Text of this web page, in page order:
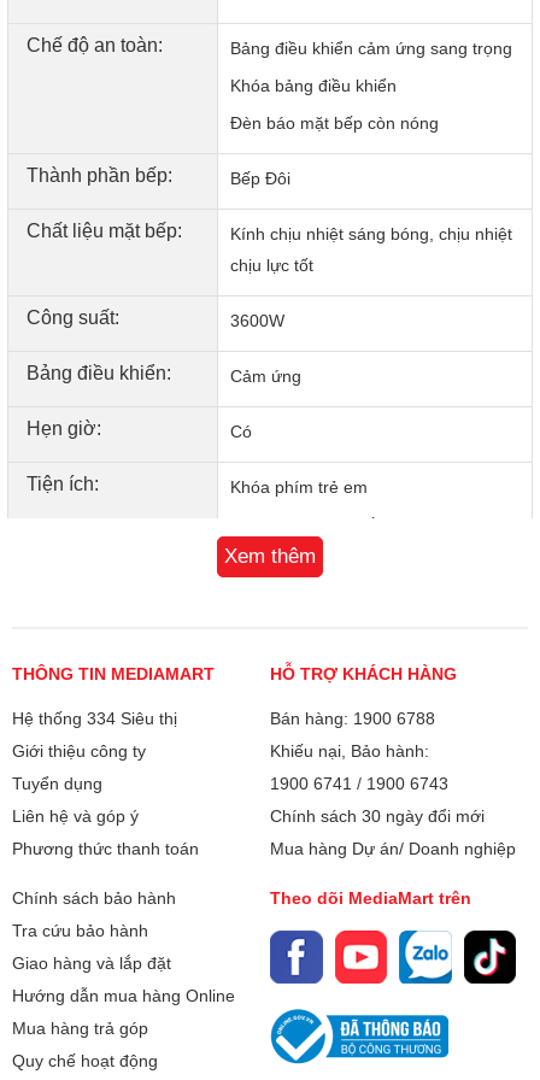
Mặt kính Schott Ceran – Chất lượng Đức, bền bỉ vượt
thời gian
Sử dụng mặt kính cao cấp Schott Ceran nhập khẩu từ Đức,
bếp có khả năng chịu lực cao, chịu nhiệt tới 800 độ C,
chống trầy xước tốt và dễ dàng vệ sinh. Đây là lựa chọn
Chế độ an toàn:
Bảng điều khiển cảm ứng sang trọng
Khóa bảng điều khiển
Đèn báo mặt bếp còn nóng
Thành phần bếp: Bếp Đôi
Chất liệu mặt bếp:
Kính chịu nhiệt sáng bóng, chịu nhiệt
chịu lực tốt
Công suất: 3600W
Bảng điều khiển: Cảm ứng
Hẹn giờ: Có
Tiện ích:
Khóa phím trẻ em
Nhận diện vùng nấu
Ủ ấm, chống tràn
Lắp đặt bếp: Bếp dương
Kích thước bếp:
395x680mm
Trọng lượng:
Công suất vùng
nấu:
Trái 2200W/ Phải 2200W
Điện áp:
Xem thêm
THÔNG TIN MEDIAMART
Hệ thống 334 Siêu thị
Giới thiệu công ty
Tuyển dụng
Liên hệ và góp ý
Phương thức thanh toán
HỖ TRỢ KHÁCH HÀNG
Bán hàng: 1900 6788
Khiếu nại, Bảo hành:
1900 6741 / 1900 6743
Chính sách 30 ngày đổi mới
Mua hàng Dự án/ Doanh nghiệp
Chính sách bảo hành
Tra cứu bảo hành
Giao hàng và lắp đặt
Hướng dẫn mua hàng Online
Mua hàng trả góp
Quy chế hoạt động
Theo dõi MediaMart trên